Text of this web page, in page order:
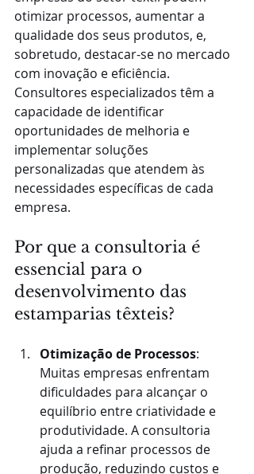
otimizar processos, aumentar a
qualidade dos seus produtos, e,
sobretudo, destacar-se no mercado
com inovação e eficiência.
Consultores especializados têm a
capacidade de identificar
oportunidades de melhoria e
implementar soluções
personalizadas que atendem às
necessidades específicas de cada
empresa.
Por que a consultoria é
essencial para o
desenvolvimento das
estamparias têxteis?
Otimização de Processos:
Muitas empresas enfrentam
dificuldades para alcançar o
equilíbrio entre criatividade e
produtividade. A consultoria
ajuda a refinar processos de
produção, reduzindo custos e